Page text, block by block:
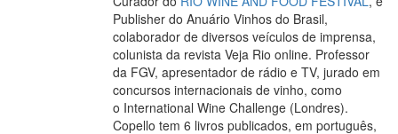
Publisher do Anuário Vinhos do Brasil,
colaborador de diversos veículos de imprensa,
colunista da revista Veja Rio online. Professor
da FGV, apresentador de rádio e TV, jurado em
concursos internacionais de vinho, como
o International Wine Challenge (Londres).
Copello tem 6 livros publicados, em português,